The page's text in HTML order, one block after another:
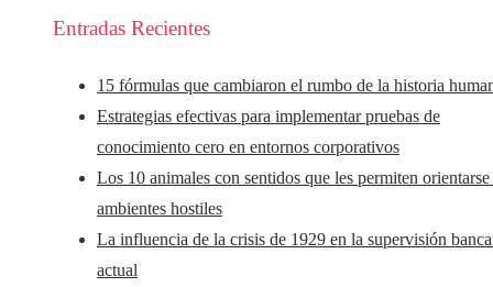
Entradas Recientes
15 fórmulas que cambiaron el rumbo de la historia
Estrategias efectivas para implementar pruebas de
conocimiento cero en entornos corporativos
Los 10 animales con sentidos que les permiten orientarse
ambientes hostiles
La influencia de la crisis de 1929 en la supervisión
actual